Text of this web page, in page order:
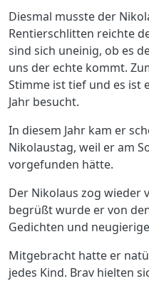
Diesmal musste der
Rentierschlitten reichte
sind sich uneinig, ob es
uns der echte kommt.
Stimme ist tief und es ist
Jahr besucht.
In diesem Jahr kam er
Nikolaustag, weil er am
vorgefunden hätte.
Der Nikolaus zog wieder
begrüßt wurde er von
Gedichten und
Mitgebracht hatte er
jedes Kind. Brav hielten